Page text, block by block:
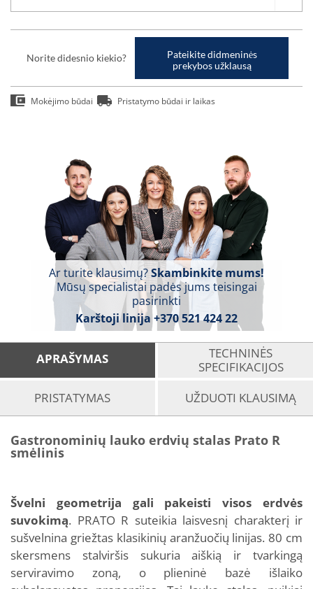
Norite didesnio kiekio?
Pateikite didmeninės
prekybos užklausą
Mokėjimo būdai Pristatymo būdai ir laikas
Ar turite klausimų?Skambinkite mums!
Mūsų specialistai padės jums teisingai
pasirinkti
Karštoji linija +370 521 424 22
APRAŠYMAS
TECHNINĖS
SPECIFIKACIJOS
PRISTATYMAS
UŽDUOTI KLAUSIMĄ
Gastronominių lauko erdvių stalas Prato R
smėlinis
Švelni geometrija gali pakeisti visos erdvės
suvokimą. PRATO R suteikia laisvesnį charakterį ir
sušvelnina griežtas klasikinių aranžuočių linijas. 80 cm
skersmens stalviršis sukuria aiškią ir tvarkingą
serviravimo zoną, o plieninė bazė išlaiko